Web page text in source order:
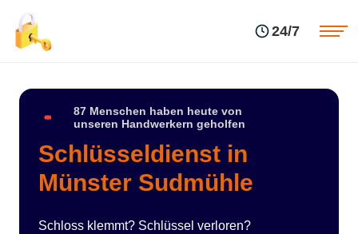
24/7
87 Menschen haben heute von
unseren Handwerkern geholfen
Schlüsseldienst in
Münster Sudmühle
Schloss klemmt? Schlüssel verloren?